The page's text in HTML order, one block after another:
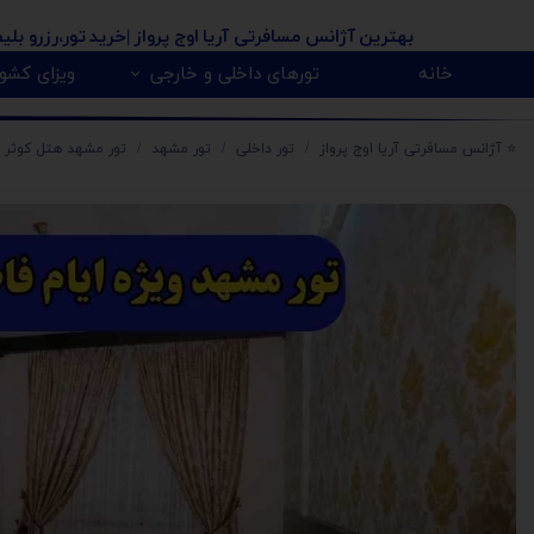
خانه تورهای داخلی و خارجی ویزای
بهترین آژانس مسافرتی آریا اوج پرواز |خرید تور،رزرو
⭐️ آژانس مسافرتی آریا اوج پرواز تور داخلی تور مشهد تور مشهد هتل کوثر